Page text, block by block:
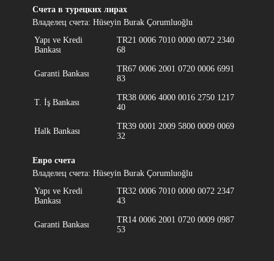
Счета в турецких лирах
Владелец счета: Hüseyin Burak Çorumluoğlu
Yapı ve Kredi
Bankası
TR21 0006 7010 0000 0072 2340
68
Garanti Bankası
TR67 0006 2001 0720 0006 6991
83
T. İş Bankası
TR38 0006 4000 0016 2750 1217
40
Halk Bankası
TR39 0001 2009 5800 0009 0069
32
Евро счета
Владелец счета: Hüseyin Burak Çorumluoğlu
Yapı ve Kredi
Bankası
TR32 0006 7010 0000 0072 2347
43
Garanti Bankası
TR14 0006 2001 0720 0009 0987
53